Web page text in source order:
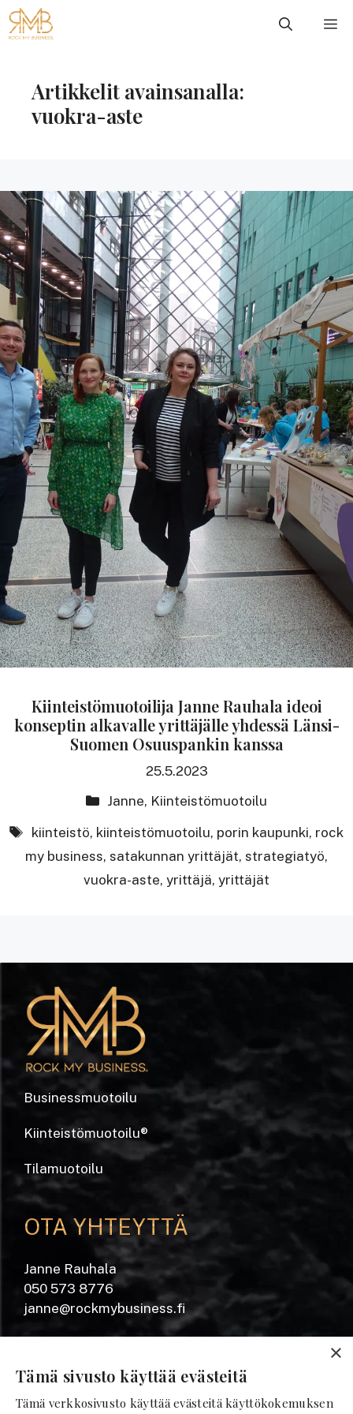
Siirry
sisältöön
Artikkelit avainsanalla:
vuokra-aste
Kiinteistömuotoilija Janne Rauhala ideoi
konseptin alkavalle yrittäjälle yhdessä Länsi-
Suomen Osuuspankin kanssa
25.5.2023
Kategoriat
Janne, Kiinteistömuotoilu
avainsanat
kiinteistö, kiinteistömuotoilu, porin kaupunki, rock
my business, satakunnan yrittäjät, strategiatyö,
vuokra-aste, yrittäjä, yrittäjät
Businessmuotoilu
Kiinteistömuotoilu®
Tilamuotoilu
OTA YHTEYTTÄ
Janne Rauhala
050 573 8776
janne@rockmybusiness.fi
×
Tämä sivusto käyttää evästeitä
Tämä verkkosivusto käyttää evästeitä käyttökokemuksen